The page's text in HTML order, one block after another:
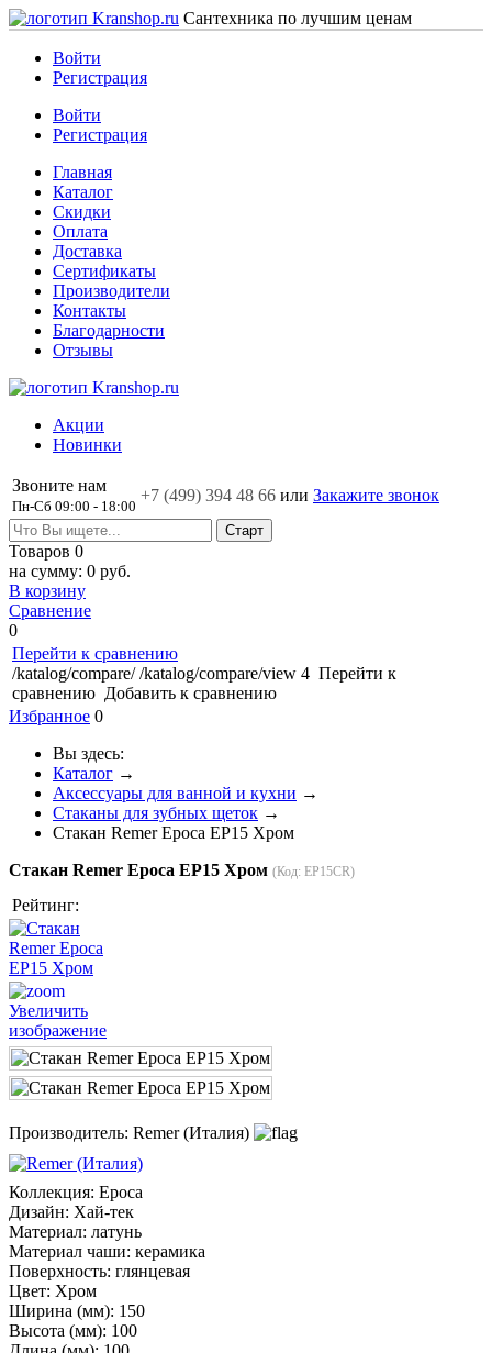
Сантехника по лучшим ценам
Войти
Регистрация
Войти
Регистрация
Главная
Каталог
Скидки
Оплата
Доставка
Сертификаты
Производители
Контакты
Благодарности
Отзывы
Акции
Новинки
Звоните нам
Пн-Сб 09:00 - 18:00
+7 (499) 394 48 66 или Закажите звонок
Товаров 0
на сумму: 0 руб.
В корзину
Сравнение
0
Перейти к сравнению
/katalog/compare/ /katalog/compare/view 4 Перейти к
сравнению Добавить к сравнению
Избранное 0
Вы здесь:
Каталог →
Аксессуары для ванной и кухни →
Стаканы для зубных щеток →
Стакан Remer Epoca EP15 Хром
Стакан Remer Epoca EP15 Хром (Код: EP15CR)
Рейтинг:
Увеличить
изображение
Производитель: Remer (Италия)
Коллекция: Epoca
Дизайн: Хай-тек
Материал: латунь
Материал чаши: керамика
Поверхность: глянцевая
Цвет: Хром
Ширина (мм): 150
Высота (мм): 100